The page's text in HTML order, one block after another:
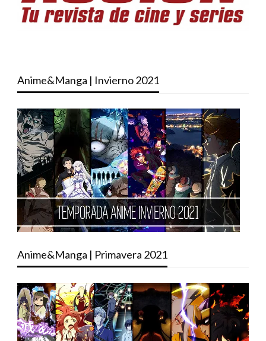
Anime&Manga | Invierno 2021
Anime&Manga | Primavera 2021